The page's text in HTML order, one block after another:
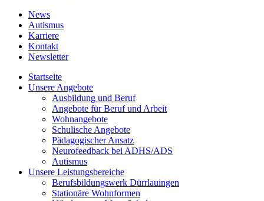
News
Autismus
Karriere
Kontakt
Newsletter
Startseite
Unsere Angebote
Ausbildung und Beruf
Angebote für Beruf und Arbeit
Wohnangebote
Schulische Angebote
Pädagogischer Ansatz
Neurofeedback bei ADHS/ADS
Autismus
Unsere Leistungsbereiche
Berufsbildungswerk Dürrlauingen
Stationäre Wohnformen